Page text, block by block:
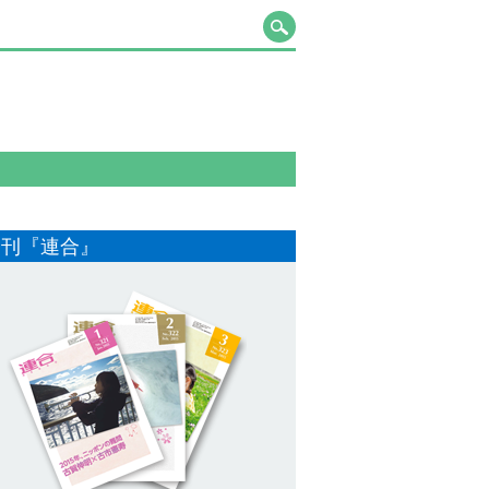
『連合』